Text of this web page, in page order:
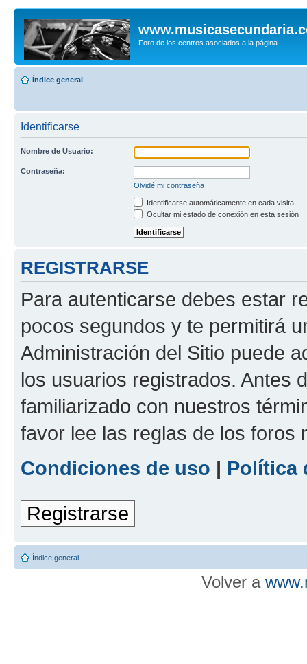
Foro de los centros asociados a la página.
Índice general
Identificarse
Nombre de Usuario:
Contraseña:
Olvidé mi contraseña
Identificarse automáticamente en cada visita
Ocultar mi estado de conexión en esta sesión
REGISTRARSE
Para autenticarse debes estar
pocos segundos y te permitirá
Administración del Sitio puede
los usuarios registrados. Antes
familiarizado con nuestros
favor lee las reglas de los foros
Condiciones de uso | Política
Registrarse
Índice general
Volver a